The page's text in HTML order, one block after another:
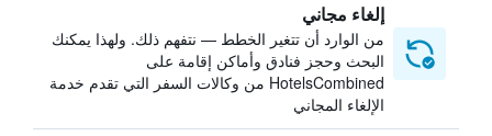
إلغاء مجاني
من الوارد أن تتغير الخطط — نتفهم ذلك. ولهذا يمكنك
البحث وحجز فنادق وأماكن إقامة على
HotelsCombined من وكالات السفر التي تقدم خدمة
الإلغاء المجاني